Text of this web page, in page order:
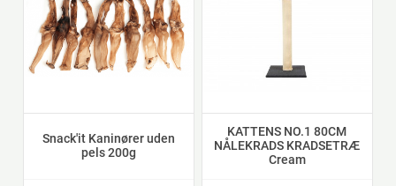
Snack'it Kaninører uden
pels 200g
KATTENS NO.1 80CM
NÅLEKRADS KRADSETRÆ
Cream